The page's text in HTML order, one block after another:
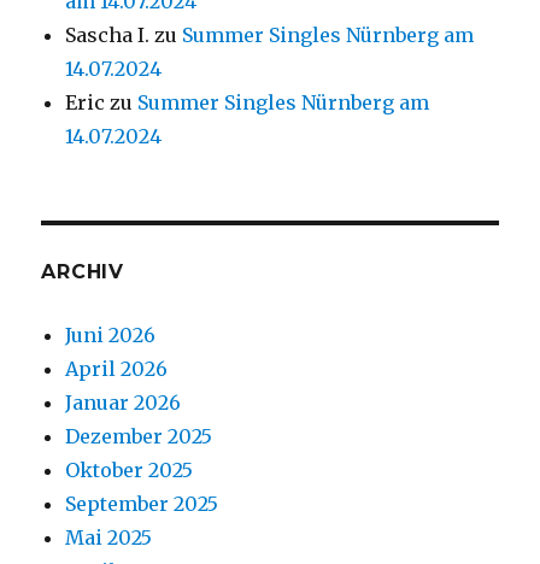
Sascha I. zu Summer Singles Nürnberg am
14.07.2024
Eric zu Summer Singles Nürnberg am
14.07.2024
ARCHIV
Juni 2026
April 2026
Januar 2026
Dezember 2025
Oktober 2025
September 2025
Mai 2025